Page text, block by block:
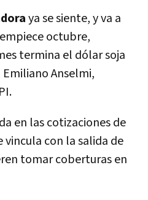
ya se siente, y va a
octubre,
termina el dólar soja
Anselmi,
en las cotizaciones de
vincula con la salida de
tomar coberturas en